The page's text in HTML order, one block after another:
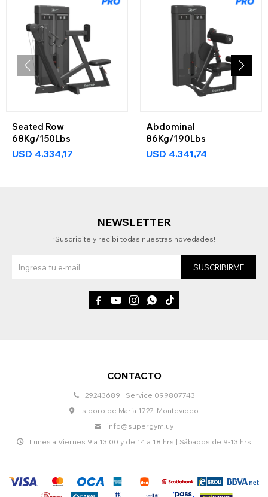
Seated Row
68Kg/150Lbs
USD 4.334,17
Abdominal
86Kg/190Lbs
USD 4.341,74
CONTACTO
29243689 | Service 099807743
Isidoro de María 1727, Montevideo
info@supergym.uy
Lunes a Viernes 9 a 13:00 y de 14 a 18 hrs | Sábados de 9-13 hrs
NEWSLETTER
¡Suscribite y recibí todas nuestras novedades!
SUSCRIBIRME
    